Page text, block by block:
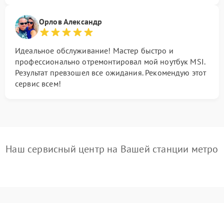
Орлов Александр
Идеальное обслуживание! Мастер быстро и
профессионально отремонтировал мой ноутбук MSI.
Результат превзошел все ожидания. Рекомендую этот
сервис всем!
Наш сервисный центр на Вашей станции метро